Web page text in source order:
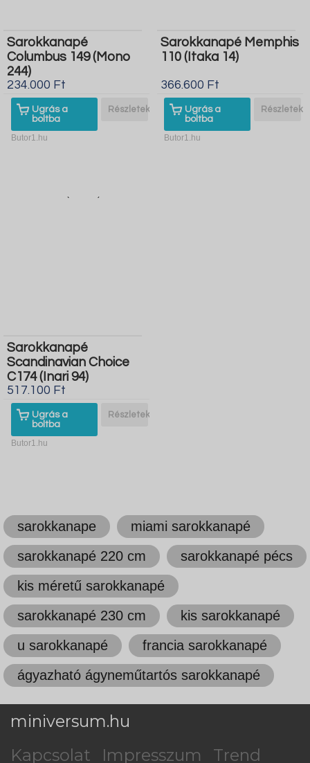
Sarokkanapé
Columbus 149 (Mono
244)
234.000 Ft
Ugrás a
boltba
Részletek
Butor1.hu
Sarokkanapé Memphis
110 (Itaka 14)
366.600 Ft
Ugrás a
boltba
Részletek
Butor1.hu
Sarokkanapé
Scandinavian Choice
C174 (Inari 94)
517.100 Ft
Ugrás a
boltba
Részletek
Butor1.hu
sarokkanape
miami sarokkanapé
sarokkanapé 220 cm
sarokkanapé pécs
kis méretű sarokkanapé
sarokkanapé 230 cm
kis sarokkanapé
u sarokkanapé
francia sarokkanapé
ágyazható ágyneműtartós sarokkanapé
miniversum.hu
Kapcsolat
Impresszum Trend